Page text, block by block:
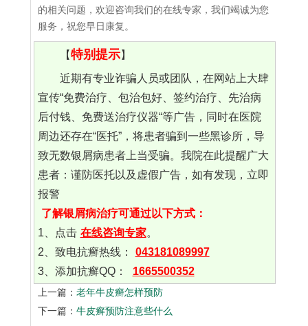
的相关问题，欢迎咨询我们的在线专家，我们竭诚为您
服务，祝您早日康复。
【特别提示】
近期有专业诈骗人员或团队，在网站上大肆
宣传“免费治疗、包治包好、签约治疗、先治病
后付钱、免费送治疗仪器“等广告，同时在医院
周边还存在“医托”，将患者骗到一些黑诊所，导
致无数银屑病患者上当受骗。我院在此提醒广大
患者：谨防医托以及虚假广告，如有发现，立即
报警
了解银屑病治疗可通过以下方式：
1、点击 在线咨询专家。
2、致电抗癣热线：
043181089997
3、添加抗癣QQ：
1665500352
上一篇： 老年牛皮癣怎样预防
下一篇： 牛皮癣预防注意些什么